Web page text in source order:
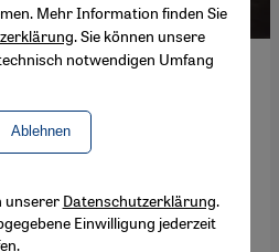
zeigt die
Maya Zinshtein
Einfluss die
Agenda, aber
amerikanische
Mehr Information finden Sie
. Sie können unsere
notwendigen Umfang
Ablehnen
unserer Datenschutzerklärung.
Einwilligung jederzeit